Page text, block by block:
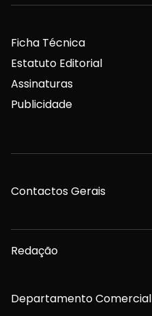
Ficha Técnica
Estatuto Editorial
Assinaturas
Publicidade
Contactos Gerais
Redação
Departamento Comercial